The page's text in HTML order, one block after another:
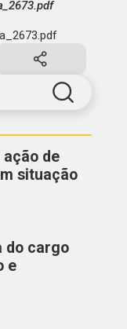
ação de
situação
do cargo
e